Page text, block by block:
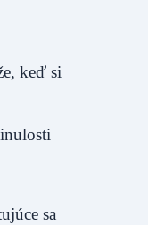
keď si
sa